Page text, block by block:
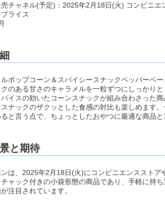
チャネル(予定)：2025年2月18日(火) コンビニエ
ライス
ポップコーン＆スパイシースナックペッパーベ
のある甘さのキャラメルを一粒ずつにしっかり
イスの効いたコーンスナックが組み合わさった
ナックのザクッとした食感の対比も楽しめます
と言う点で、ちょっとしたおやつに最適な商品と
と期待
は、2025年2月18日(火)にコンビニエンススト
ャック付きの小袋形態の商品であり、手軽に持
注目されています。